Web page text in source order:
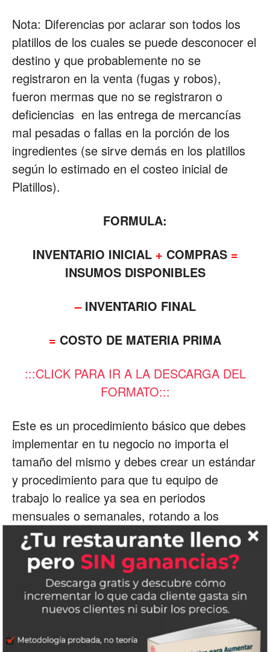
Nota: Diferencias por aclarar son todos los
platillos de los cuales se puede desconocer el
destino y que probablemente no se
registraron en la venta (fugas y robos),
fueron mermas que no se registraron o
deficiencias en las entrega de mercancías
mal pesadas o fallas en la porción de los
ingredientes (se sirve demás en los platillos
según lo estimado en el costeo inicial de
Platillos).
FORMULA:
INVENTARIO INICIAL + COMPRAS=
INSUMOS DISPONIBLES
–INVENTARIO FINAL
= COSTO DE MATERIA PRIMA
:::CLICK PARA IR A LA DESCARGA DEL
FORMATO:::
Este es un procedimiento básico que debes
implementar en tu negocio no importa el
tamaño del mismo y debes crear un estándar
y procedimiento para que tu equipo de
trabajo lo realice ya sea en periodos
mensuales o semanales, rotando a los
responsables de las tareas a realizar es decir
el que registra las ventas no deberá ser el
quien realice los inventarios de igual manera
el inventario no debe ser realizado por las
personas que cocinan , en negocios
pequeños con poco personal es preferible
que este costeo general lo realice el dueño.